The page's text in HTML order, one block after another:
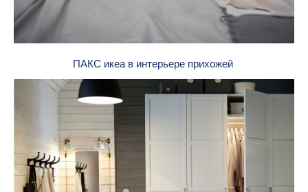
ПАКС икеа в интерьере прихожей